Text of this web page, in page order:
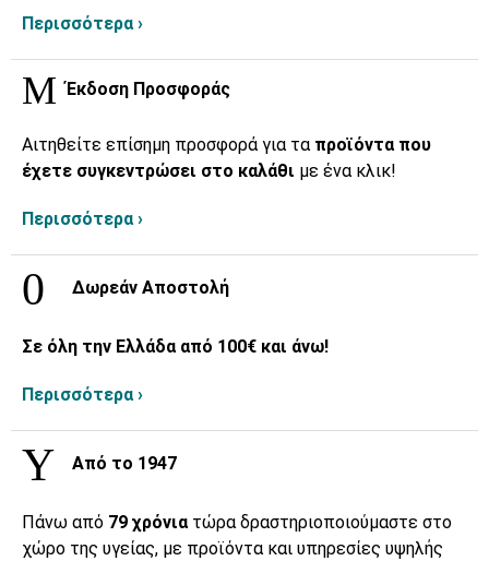
Περισσότερα ›
Έκδοση Προσφοράς
Αιτηθείτε επίσημη προσφορά για τα προϊόντα που
έχετε συγκεντρώσει στο καλάθι με ένα κλικ!
Περισσότερα ›
Δωρεάν Αποστολή
Σε όλη την Ελλάδα από 100€ και άνω!
Περισσότερα ›
Από το 1947
Πάνω από 79 χρόνια τώρα δραστηριοποιούμαστε στο
χώρο της υγείας, με προϊόντα και υπηρεσίες υψηλής